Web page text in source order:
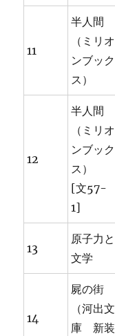
11
半人間
（ミリオ
ンブック
ス）
12
半人間
（ミリオ
ンブック
ス）
[文57-
1]
13
原子力と
文学
14
屍の街
（河出文
庫 新装